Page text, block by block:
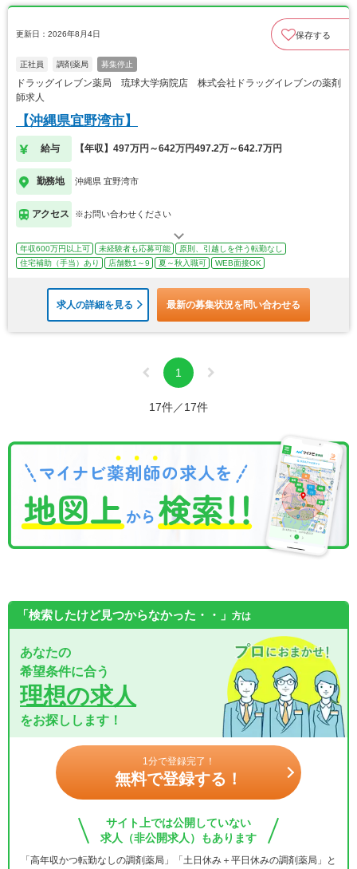
更新日：2026年8月4日 保存する
正社員 調剤薬局 募集停止
ドラッグイレブン薬局 琉球大学病院店 株式会社ドラッグイレブンの薬剤
師求人
【沖縄県宜野湾市】
給与 【年収】497万円～642万円497.2万～642.7万円
勤務地 沖縄県 宜野湾市
アクセス ※お問い合わせください
年収600万円以上可 未経験者も応募可能
原則、引越しを伴う転勤なし
住宅補助（手当）あり
店舗数1～9 夏～秋入職可 WEB面接OK
求人の詳細を見る 最新の募集状況を問い合わせる
1
17件／17件
「検索したけど見つからなかった・・」 方は
あなたの
希望条件に合う
理想の求人
をお探しします！
1分で登録完了！
無料で登録する！
サイト上では公開していない
求人（非公開求人）もあります
「高年収かつ転勤なしの調剤薬局」「土日休み＋平日休みの調剤薬局」と